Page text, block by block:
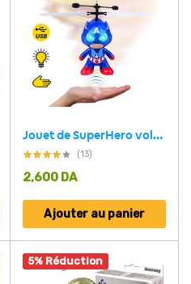
Jouet de SuperHero volante pour enfants
(13)
2,600 DA
Ajouter au panier
5% Réduction